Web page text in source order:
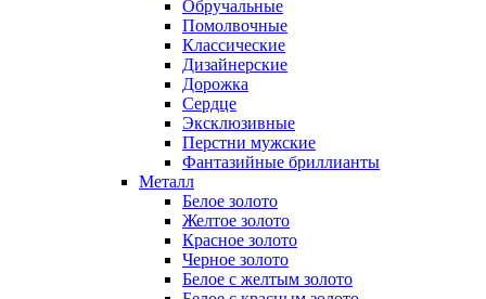
Обручальные
Помолвочные
Классические
Дизайнерские
Дорожка
Сердце
Эксклюзивные
Перстни мужские
Фантазийные бриллианты
Металл
Белое золото
Желтое золото
Красное золото
Черное золото
Белое с желтым золото